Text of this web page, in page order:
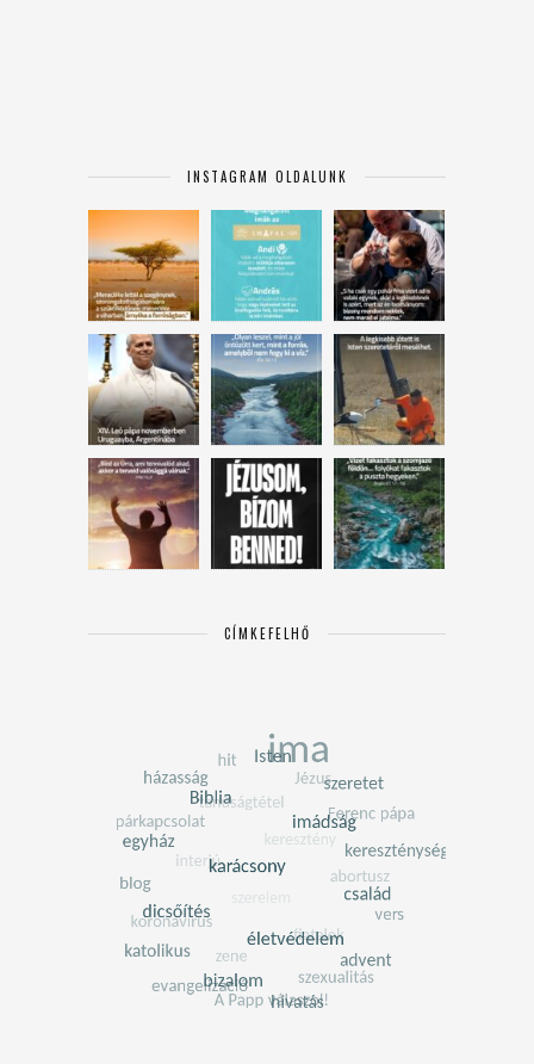
INSTAGRAM OLDALUNK
CÍMKEFELHŐ